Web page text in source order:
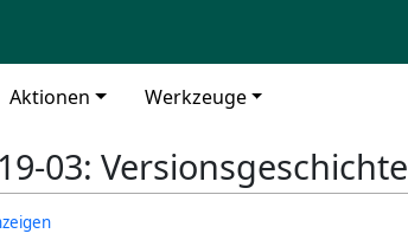
Aktionen Werkzeuge
03: Versionsgeschichte